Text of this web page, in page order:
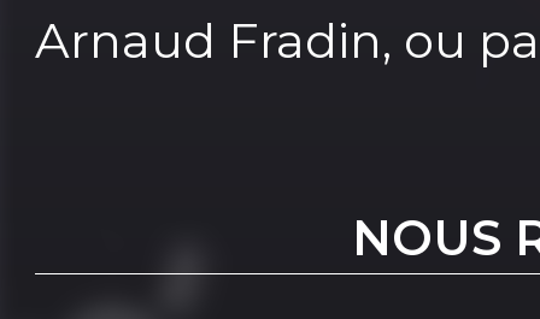
Arnaud Fradin, ou
NOUS